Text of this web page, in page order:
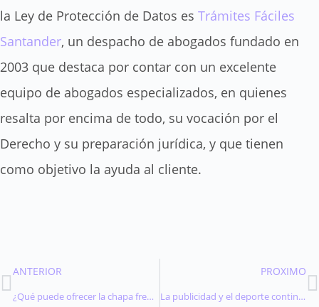
la Ley de Protección de Datos es Trámites Fáciles
Santander, un despacho de abogados fundado en
2003 que destaca por contar con un excelente
equipo de abogados especializados, en quienes
resalta por encima de todo, su vocación por el
Derecho y su preparación jurídica, y que tienen
como objetivo la ayuda al cliente.
Ant
ANTERIOR
¿Qué puede ofrecer la chapa frente a otros materiales?
PROXIMO
La publicidad y el deporte continúan yendo de la mano